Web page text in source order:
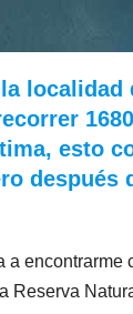
localidad
esto
a
Reserva